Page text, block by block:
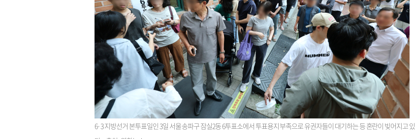
6·3 지방선거 본투표일인 3일 서울 송파구 잠실2동 6투표소에서 투표용지 부족으로 유권자들이 대기하는 등 혼란이 빚어지고 있